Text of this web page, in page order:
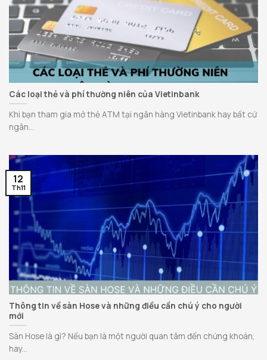
Các loại thẻ và phí thường niên của Vietinbank
Khi bạn tham gia mở thẻ ATM tại ngân hàng Vietinbank hay bất cứ
ngân...
Thông tin về sàn Hose và những điều cần chú ý cho người
mới
Sàn Hose là gì? Nếu bạn là một người quan tâm đến chứng khoán,
hay...
12
Th11